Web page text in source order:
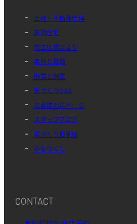
土地・不動産管理
賃貸住宅
施工現場だより
素材と設備
耐震と制震
家づくりQ&A
お客様の声ページ
スタッフブログ
家づくり便利帳
みをつくし
CONTACT